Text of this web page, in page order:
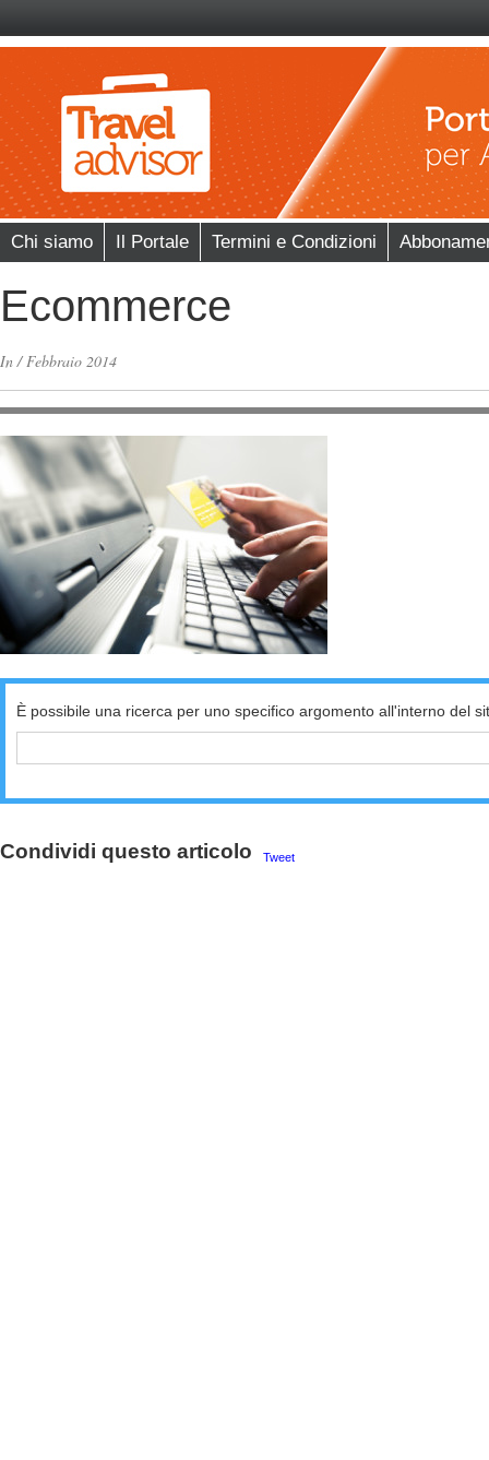
Chi siamo Il Portale Termini e Condizioni
Ecommerce
In/Febbraio 2014
È possibile una ricerca per uno specifico argomento all'interno del
Condividi questo articolo Tweet